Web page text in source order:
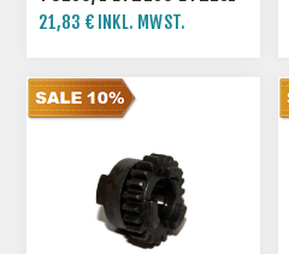
21,83 € INKL. MWST.